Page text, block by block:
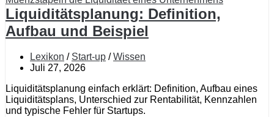
Liquiditätsplanung: Definition,
Aufbau und Beispiel
Lexikon / Start-up /Wissen
Juli 27, 2026
Liquiditätsplanung einfach erklärt: Definition, Aufbau eines
Liquiditätsplans, Unterschied zur Rentabilität, Kennzahlen
und typische Fehler für Startups.